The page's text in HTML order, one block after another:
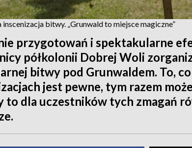
bitwy. „Grunwald to miejsce magiczne”
przygotowań i spektakularne
półkolonii Dobrej Woli
bitwy pod Grunwaldem. To,
jest pewne, tym razem
to dla uczestników tych zmagań